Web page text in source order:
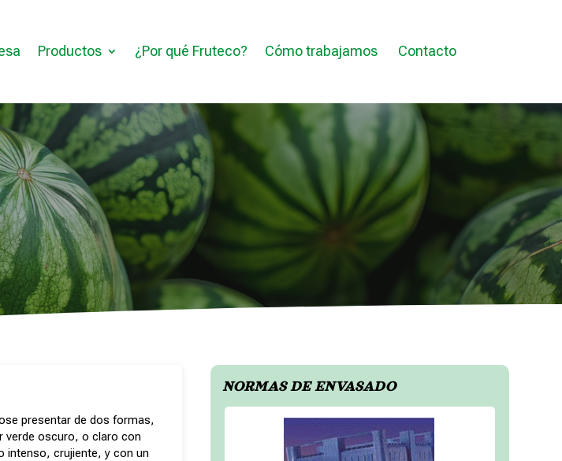
Productos ¿Por qué Fruteco? Cómo trabajamos Contacto
presentar de dos formas,
verde oscuro, o claro con
intenso, crujiente, y con un
NORMAS DE ENVASADO